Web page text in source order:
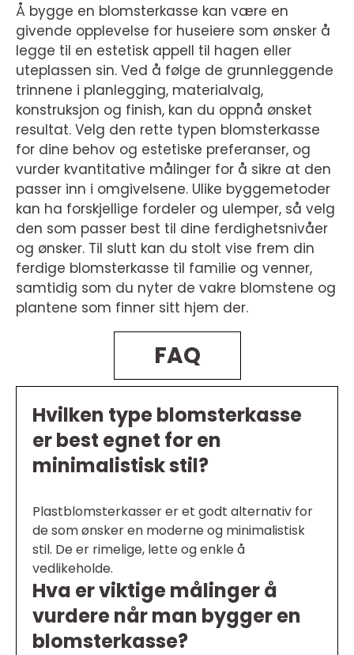
Å bygge en blomsterkasse kan være en
givende opplevelse for huseiere som ønsker å
legge til en estetisk appell til hagen eller
uteplassen sin. Ved å følge de grunnleggende
trinnene i planlegging, materialvalg,
konstruksjon og finish, kan du oppnå ønsket
resultat. Velg den rette typen blomsterkasse
for dine behov og estetiske preferanser, og
vurder kvantitative målinger for å sikre at den
passer inn i omgivelsene. Ulike byggemetoder
kan ha forskjellige fordeler og ulemper, så velg
den som passer best til dine ferdighetsnivåer
og ønsker. Til slutt kan du stolt vise frem din
ferdige blomsterkasse til familie og venner,
samtidig som du nyter de vakre blomstene og
plantene som finner sitt hjem der.
FAQ
Hvilken type blomsterkasse
er best egnet for en
minimalistisk stil?
Plastblomsterkasser er et godt alternativ for
de som ønsker en moderne og minimalistisk
stil. De er rimelige, lette og enkle å
vedlikeholde.
Hva er viktige målinger å
vurdere når man bygger en
blomsterkasse?